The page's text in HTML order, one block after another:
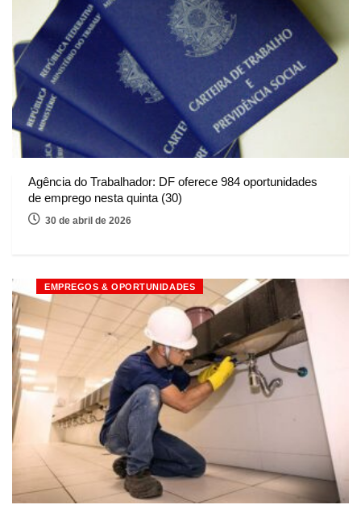
Agência do Trabalhador: DF oferece 984 oportunidades
de emprego nesta quinta (30)
30 de abril de 2026
EMPREGOS & OPORTUNIDADES